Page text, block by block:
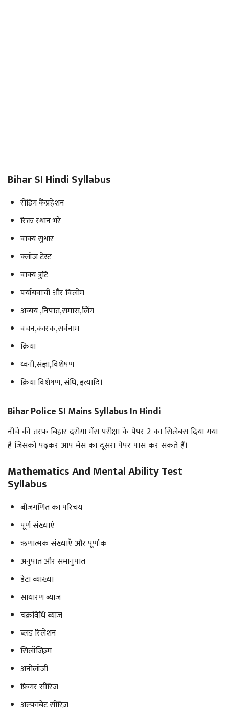
Bihar SI Hindi Syllabus
रीडिंग कैंप्रहेशन
रिक्त स्थान भरें
वाक्य सुधार
क्लॉज टेस्ट
वाक्य त्रुटि
पर्यायवाची और विलोम
अव्यय ,निपात,समास,लिंग
वचन,कारक,सर्वनाम
क्रिया
ध्वनी,संज्ञा,विशेषण
क्रिया विशेषण, संधि, इत्यादि।
Bihar Police SI Mains Syllabus In Hindi
नीचे की तरफ़ बिहार दरोग़ा मेंस परीक्षा के पेपर 2 का सिलेबस दिया गया
है जिसको पढ़कर आप मेंस का दूसरा पेपर पास कर सकते हैं।
Mathematics And Mental Ability Test
Syllabus
बीजगणित का परिचय
पूर्ण संख्याएं
ऋणात्मक संख्याएँ और पूर्णांक
अनुपात और समानुपात
डेटा व्याख्या
साधारण ब्याज
चक्रविधि ब्याज
ब्लड रिलेशन
सिलॉजिज़्म
अनोलॉजी
फ़िगर सीरिज
अल्फ़ाबेट सीरिज़